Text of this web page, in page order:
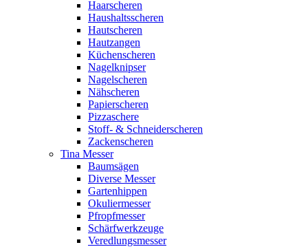
Haarscheren
Haushaltsscheren
Hautscheren
Hautzangen
Küchenscheren
Nagelknipser
Nagelscheren
Nähscheren
Papierscheren
Pizzaschere
Stoff- & Schneiderscheren
Zackenscheren
Tina Messer
Baumsägen
Diverse Messer
Gartenhippen
Okuliermesser
Pfropfmesser
Schärfwerkzeuge
Veredlungsmesser